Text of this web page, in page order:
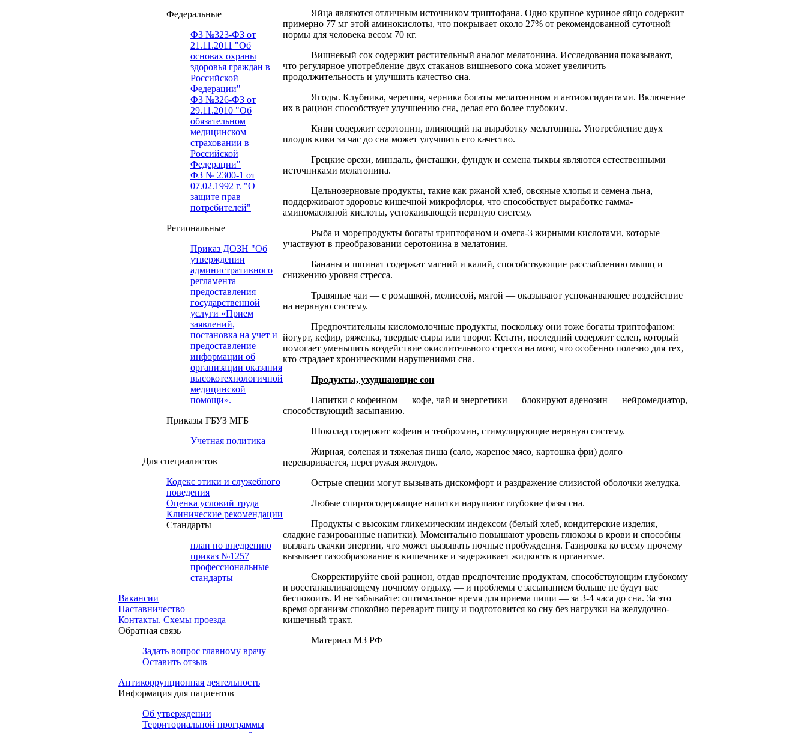
Федеральные
ФЗ №323-ФЗ от
21.11.2011 "Об
основах охраны
здоровья граждан в
Российской
Федерации"
ФЗ №326-ФЗ от
29.11.2010 "Об
обязательном
медицинском
страховании в
Российской
Федерации"
ФЗ № 2300-1 от
07.02.1992 г. "О
защите прав
потребителей"
Региональные
Приказ ДОЗН "Об
утверждении
административного
регламента
предоставления
государственной
услуги «Прием
заявлений,
постановка на учет и
предоставление
информации об
организации оказания
высокотехнологичной
медицинской
помощи».
Приказы ГБУЗ МГБ
Учетная политика
Для специалистов
Кодекс этики и служебного
поведения
Оценка условий труда
Клинические рекомендации
Cтандарты
план по внедрению
приказ №1257
профессиональные
стандарты
Вакансии
Наставничество
Контакты. Схемы проезда
Обратная связь
Задать вопрос главному врачу
Оставить отзыв
Антикоррупционная деятельность
Информация для пациентов
Об утверждении
Территориальной программы
Яйца являются отличным источником триптофана. Одно крупное куриное яйцо содержит
примерно 77 мг этой аминокислоты, что покрывает около 27% от рекомендованной суточной
нормы для человека весом 70 кг.
Вишневый сок содержит растительный аналог мелатонина. Исследования показывают,
что регулярное употребление двух стаканов вишневого сока может увеличить
продолжительность и улучшить качество сна.
Ягоды. Клубника, черешня, черника богаты мелатонином и антиоксидантами. Включение
их в рацион способствует улучшению сна, делая его более глубоким.
Киви содержит серотонин, влияющий на выработку мелатонина. Употребление двух
плодов киви за час до сна может улучшить его качество.
Грецкие орехи, миндаль, фисташки, фундук и семена тыквы являются естественными
источниками мелатонина.
Цельнозерновые продукты, такие как ржаной хлеб, овсяные хлопья и семена льна,
поддерживают здоровье кишечной микрофлоры, что способствует выработке гамма-
аминомасляной кислоты, успокаивающей нервную систему.
Рыба и морепродукты богаты триптофаном и омега-3 жирными кислотами, которые
участвуют в преобразовании серотонина в мелатонин.
Бананы и шпинат содержат магний и калий, способствующие расслаблению мышц и
снижению уровня стресса.
Травяные чаи — с ромашкой, мелиссой, мятой — оказывают успокаивающее воздействие
на нервную систему.
Предпочтительны кисломолочные продукты, поскольку они тоже богаты триптофаном:
йогурт, кефир, ряженка, твердые сыры или творог. Кстати, последний содержит селен, который
помогает уменьшить воздействие окислительного стресса на мозг, что особенно полезно для тех,
кто страдает хроническими нарушениями сна.
Продукты, ухудшающие сон
Напитки с кофеином — кофе, чай и энергетики — блокируют аденозин — нейромедиатор,
способствующий засыпанию.
Шоколад содержит кофеин и теобромин, стимулирующие нервную систему.
Жирная, соленая и тяжелая пища (сало, жареное мясо, картошка фри) долго
переваривается, перегружая желудок.
Острые специи могут вызывать дискомфорт и раздражение слизистой оболочки желудка.
Любые спиртосодержащие напитки нарушают глубокие фазы сна.
Продукты с высоким гликемическим индексом (белый хлеб, кондитерские изделия,
сладкие газированные напитки). Моментально повышают уровень глюкозы в крови и способны
вызвать скачки энергии, что может вызывать ночные пробуждения. Газировка ко всему прочему
вызывает газообразование в кишечнике и задерживает жидкость в организме.
Скорректируйте свой рацион, отдав предпочтение продуктам, способствующим глубокому
и восстанавливающему ночному отдыху, — и проблемы с засыпанием больше не будут вас
беспокоить. И не забывайте: оптимальное время для приема пищи — за 3-4 часа до сна. За это
время организм спокойно переварит пищу и подготовится ко сну без нагрузки на желудочно-
кишечный тракт.
Материал МЗ РФ